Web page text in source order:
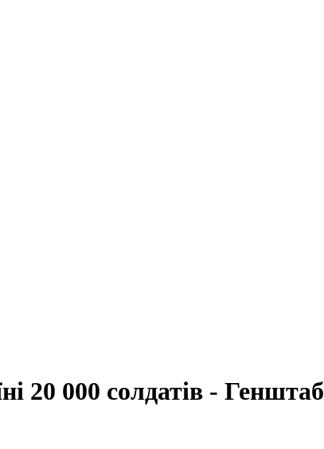
20 000 солдатів - Генштаб